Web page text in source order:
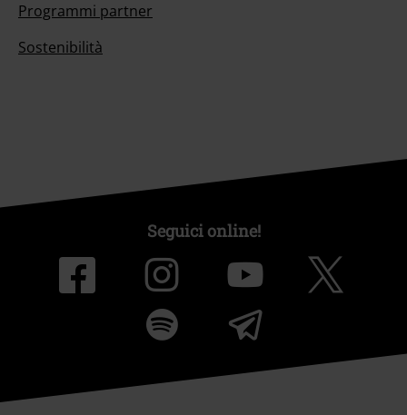
Programmi partner
Sostenibilità
Seguici online!